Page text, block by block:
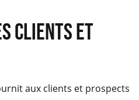
CLIENTS ET
aux clients et prospects